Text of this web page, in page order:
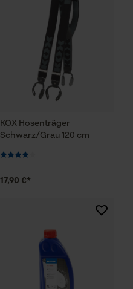
KOX Hosenträger
Schwarz/Grau 120 cm
17,90 €*